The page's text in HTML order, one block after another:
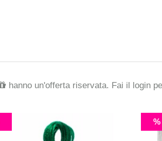
hanno un'offerta riservata. Fai il login
%